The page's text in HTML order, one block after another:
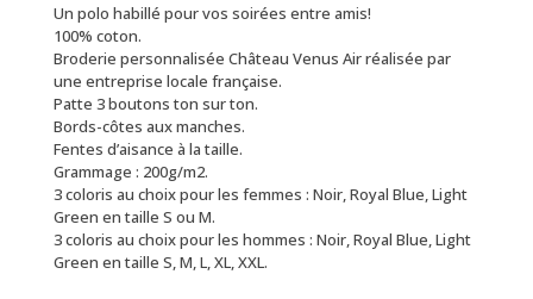
Un polo habillé pour vos soirées entre amis!
100% coton.
Broderie personnalisée Château Venus Air réalisée par
une entreprise locale française.
Patte 3 boutons ton sur ton.
Bords-côtes aux manches.
Fentes d’aisance à la taille.
Grammage : 200g/m2.
3 coloris au choix pour les femmes : Noir, Royal Blue, Light
Green en taille S ou M.
3 coloris au choix pour les hommes : Noir, Royal Blue, Light
Green en taille S, M, L, XL, XXL.